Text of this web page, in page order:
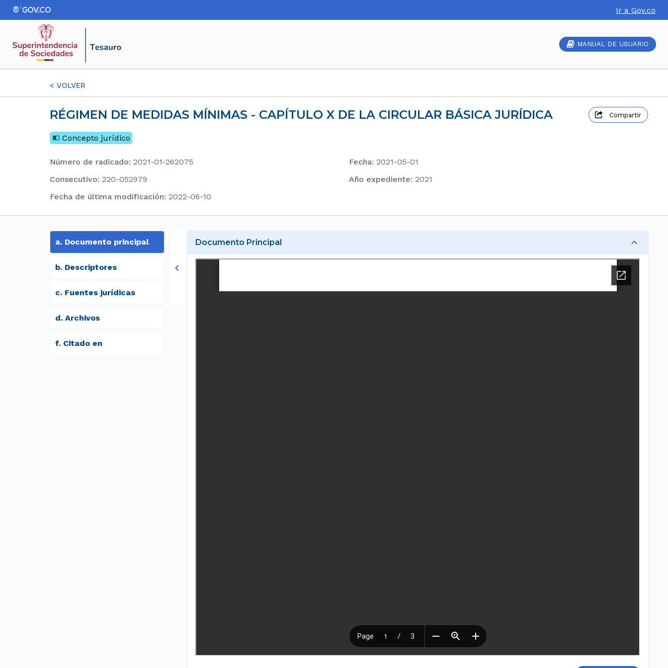
Ir a Gov.co
MANUAL DE USUARIO
< VOLVER
RÉGIMEN DE MEDIDAS MÍNIMAS - CAPÍTULO X DE LA CIRCULAR BÁSICA JURÍDICA Compartir
Concepto jurídico
Número de radicado: 2021-01-262075 Fecha: 2021-05-01
consecutivo: 220-052979 Año expediente: 2021
Fecha de última modificación: 2022-06-10
a. Documento principal
b. Descriptores
c. Fuentes jurídicas
d. archivos
f. Citado en
Documento Principal